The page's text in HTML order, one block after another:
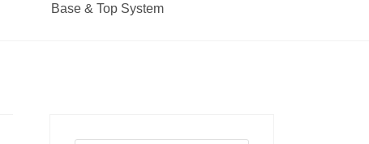
Base & Top System